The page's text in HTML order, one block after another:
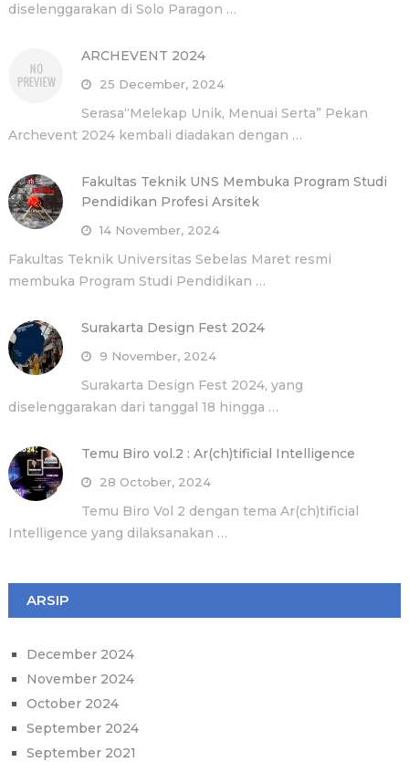
diselenggarakan di Solo Paragon …
ARCHEVENT 2024
25 December, 2024
Serasa“Melekap Unik, Menuai Serta” Pekan
Archevent 2024 kembali diadakan dengan …
Fakultas Teknik UNS Membuka Program Studi
Pendidikan Profesi Arsitek
14 November, 2024
Fakultas Teknik Universitas Sebelas Maret resmi
membuka Program Studi Pendidikan …
Surakarta Design Fest 2024
9 November, 2024
Surakarta Design Fest 2024, yang
diselenggarakan dari tanggal 18 hingga …
Temu Biro vol.2 : Ar(ch)tificial Intelligence
28 October, 2024
Temu Biro Vol 2 dengan tema Ar(ch)tificial
Intelligence yang dilaksanakan …
ARSIP
December 2024
November 2024
October 2024
September 2024
September 2021